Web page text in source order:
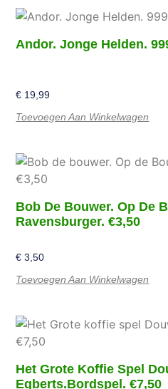
Andor. Jonge Helden.
€ 19,99
Toevoegen Aan Winkelwagen
Bob De Bouwer. Op De
Ravensburger. €3,50
€ 3,50
Toevoegen Aan Winkelwagen
Het Grote Koffie Spel
Egberts.bordspel. €7,50